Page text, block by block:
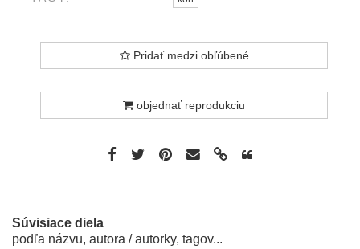
Pridať medzi obľúbené
objednať reprodukciu
Súvisiace diela
podľa názvu, autora / autorky, tagov...